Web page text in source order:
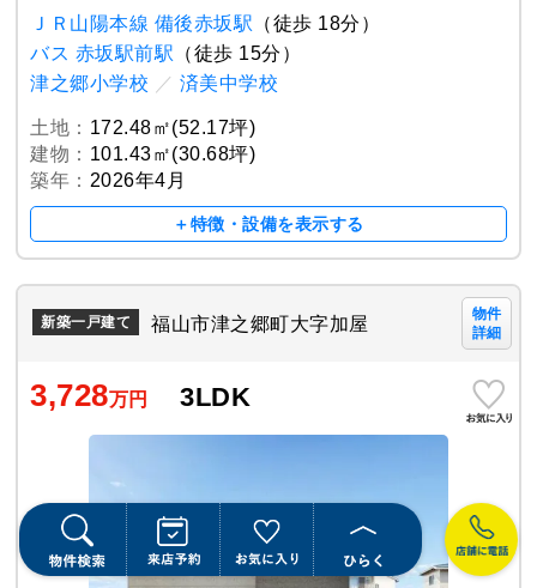
ＪＲ山陽本線 備後赤坂駅 （徒歩 18分）
バス 赤坂駅前駅 （徒歩 15分）
津之郷小学校 ／ 済美中学校
土地： 172.48㎡(52.17坪)
建物： 101.43㎡(30.68坪)
築年： 2026年4月
＋特徴・設備を表示する
新築一戸建て 福山市津之郷町大字加屋
物件
詳細
3,728万円 3LDK